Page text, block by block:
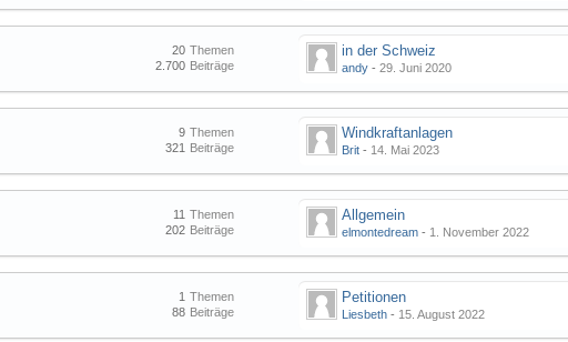
Themen
20
Beiträge
2.700
in der Schweiz
andy - 29. Juni 2020
Themen
9
Beiträge
321
Windkraftanlagen
Brit - 14. Mai 2023
Themen
11
Beiträge
202
Allgemein
elmontedream - 1. November 2022
Themen
1
Beiträge
88
Petitionen
Liesbeth - 15. August 2022